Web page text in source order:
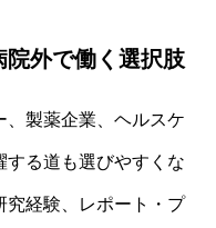
院外で働く選択肢
、製薬企業、ヘルスケ
する道も選びやすくな
究経験、レポート・プ